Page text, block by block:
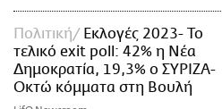
Πολιτική
Εκλογές 2023- Το
τελικό exit poll: 42% η Νέα
Δημοκρατία, 19,3% ο ΣΥΡΙΖΑ-
Οκτώ κόμματα στη Βουλή